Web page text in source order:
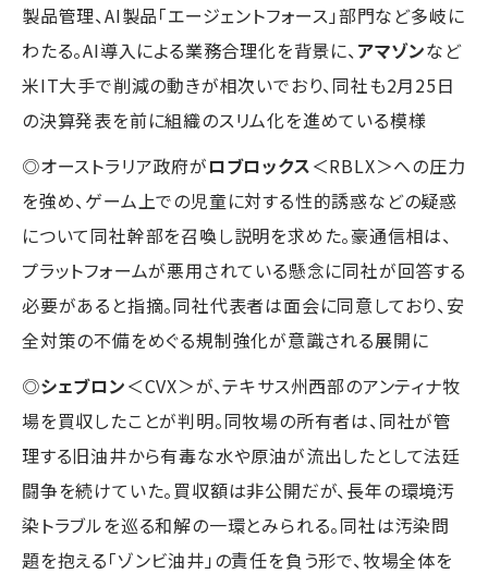
製品管理、AI製品「エージェントフォース」部門など多岐に
わたる。AI導入による業務合理化を背景に、 アマゾンなど
米IT大手で削減の動きが相次いでおり、同社も2月25日
の決算発表を前に組織のスリム化を進めている模様
◎オーストラリア政府がロブロックス＜RBLX＞への圧力
を強め、ゲーム上での児童に対する性的誘惑などの疑惑
について同社幹部を召喚し説明を求めた。豪通信相は、
プラットフォームが悪用されている懸念に同社が回答する
必要があると指摘。同社代表者は面会に同意しており、安
全対策の不備をめぐる規制強化が意識される展開に
◎シェブロン＜CVX＞が、テキサス州西部のアンティナ牧
場を買収したことが判明。同牧場の所有者は、同社が管
理する旧油井から有毒な水や原油が流出したとして法廷
闘争を続けていた。買収額は非公開だが、長年の環境汚
染トラブルを巡る和解の一環とみられる。同社は汚染問
題を抱える「ゾンビ油井」の責任を負う形で、牧場全体を